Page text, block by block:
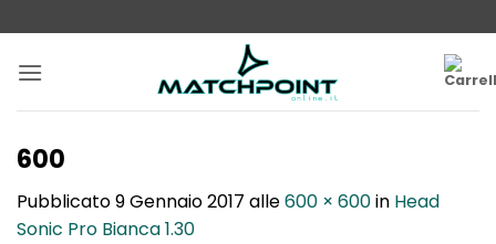
ai
contenuti
600
Pubblicato9 Gennaio 2017 alle600 × 600in Head
Sonic Pro Bianca 1.30